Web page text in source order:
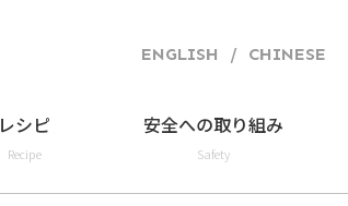
ENGLISH / CHINESE
レシピ
Recipe
安全への取り組み
Safety